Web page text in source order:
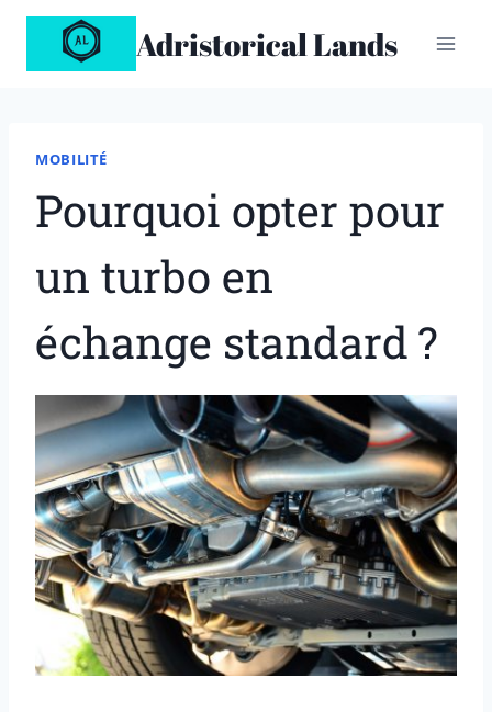
Aller
contenu
Adristorical Lands
MOBILITÉ
Pourquoi opter pour
un turbo en
échange standard ?